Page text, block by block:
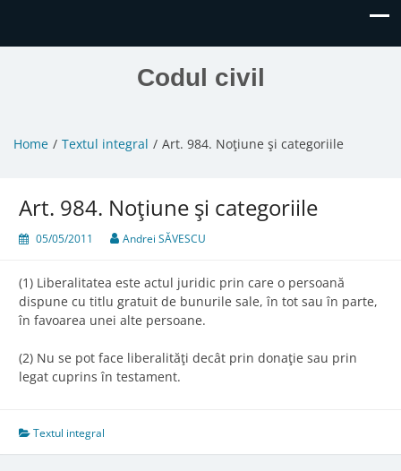
Codul civil
Home Textul integral Art. 984. Noţiune şi categoriile
Art. 984. Noţiune şi categoriile
05/05/2011 Andrei SĂVESCU
(1) Liberalitatea este actul juridic prin care o persoană
dispune cu titlu gratuit de bunurile sale, în tot sau în parte,
în favoarea unei alte persoane.
(2) Nu se pot face liberalităţi decât prin donaţie sau prin
legat cuprins în testament.
Textul integral